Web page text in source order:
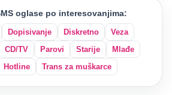
oglase po interesovanjima:
Dopisivanje Diskretno
Veza
CD/TV Parovi Starije
Mlađe
Hotline Trans za muškarce